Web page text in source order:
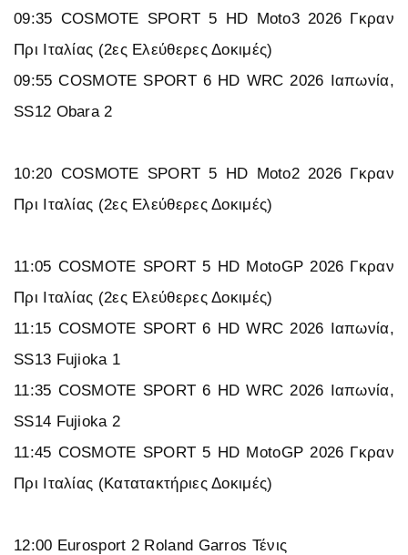
09:35 COSMOTE SPORT 5 HD Moto3 2026 Γκραν
Πρι Ιταλίας (2ες Ελεύθερες Δοκιμές)
09:55 COSMOTE SPORT 6 HD WRC 2026 Ιαπωνία,
SS12 Obara 2
10:20 COSMOTE SPORT 5 HD Moto2 2026 Γκραν
Πρι Ιταλίας (2ες Ελεύθερες Δοκιμές)
11:05 COSMOTE SPORT 5 HD MotoGP 2026 Γκραν
Πρι Ιταλίας (2ες Ελεύθερες Δοκιμές)
11:15 COSMOTE SPORT 6 HD WRC 2026 Ιαπωνία,
SS13 Fujioka 1
11:35 COSMOTE SPORT 6 HD WRC 2026 Ιαπωνία,
SS14 Fujioka 2
11:45 COSMOTE SPORT 5 HD MotoGP 2026 Γκραν
Πρι Ιταλίας (Κατατακτήριες Δοκιμές)
12:00 Eurosport 2 Roland Garros Τένις